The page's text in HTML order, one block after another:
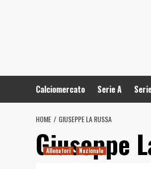
Calciomercato Serie A
HOME GIUSEPPE LA RUSSA
Giuseppe
Allenatori Nazionale